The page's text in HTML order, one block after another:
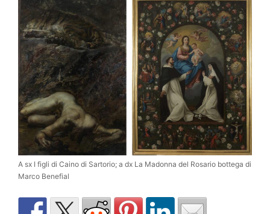
A sx I figli di Caino di Sartorio; a dx La Madonna del Rosario bottega di
Marco Benefial